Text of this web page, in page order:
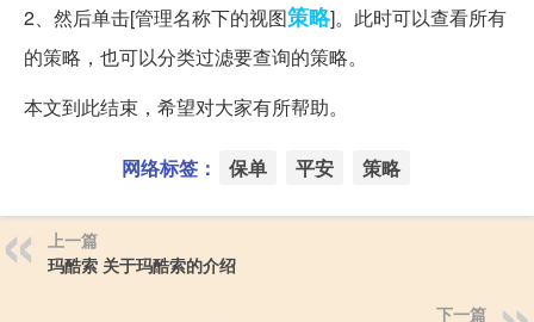
2、然后单击[管理名称下的视图策略]。此时可以查看所有
的策略，也可以分类过滤要查询的策略。
本文到此结束，希望对大家有所帮助。
网络标签： 保单 平安 策略
上一篇
玛酷索 关于玛酷索的介绍
下一篇